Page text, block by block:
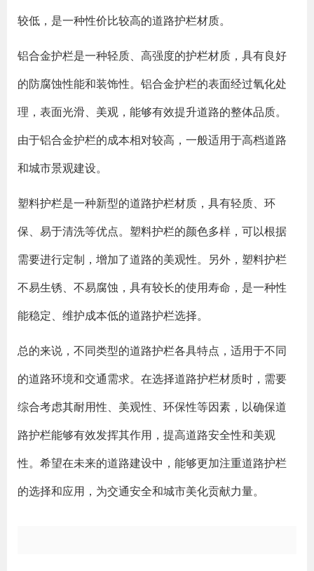
较低，是一种性价比较高的道路护栏材质。
铝合金护栏是一种轻质、高强度的护栏材质，具有良好
的防腐蚀性能和装饰性。铝合金护栏的表面经过氧化处
理，表面光滑、美观，能够有效提升道路的整体品质。
由于铝合金护栏的成本相对较高，一般适用于高档道路
和城市景观建设。
塑料护栏是一种新型的道路护栏材质，具有轻质、环
保、易于清洗等优点。塑料护栏的颜色多样，可以根据
需要进行定制，增加了道路的美观性。另外，塑料护栏
不易生锈、不易腐蚀，具有较长的使用寿命，是一种性
能稳定、维护成本低的道路护栏选择。
总的来说，不同类型的道路护栏各具特点，适用于不同
的道路环境和交通需求。在选择道路护栏材质时，需要
综合考虑其耐用性、美观性、环保性等因素，以确保道
路护栏能够有效发挥其作用，提高道路安全性和美观
性。希望在未来的道路建设中，能够更加注重道路护栏
的选择和应用，为交通安全和城市美化贡献力量。